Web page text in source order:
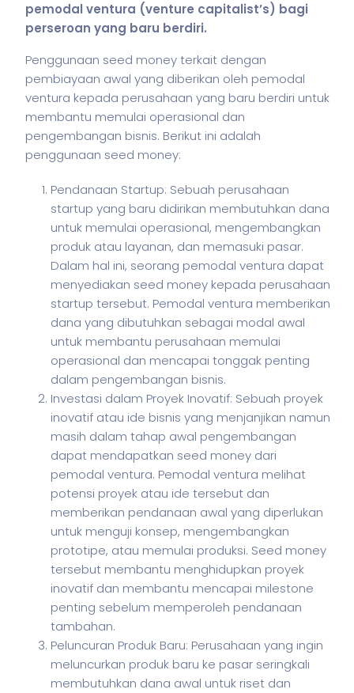
pemodal ventura (venture capitalist’s) bagi
perseroan yang baru berdiri.
Penggunaan seed money terkait dengan
pembiayaan awal yang diberikan oleh pemodal
ventura kepada perusahaan yang baru berdiri untuk
membantu memulai operasional dan
pengembangan bisnis. Berikut ini adalah
penggunaan seed money:
Pendanaan Startup: Sebuah perusahaan
startup yang baru didirikan membutuhkan dana
untuk memulai operasional, mengembangkan
produk atau layanan, dan memasuki pasar.
Dalam hal ini, seorang pemodal ventura dapat
menyediakan seed money kepada perusahaan
startup tersebut. Pemodal ventura memberikan
dana yang dibutuhkan sebagai modal awal
untuk membantu perusahaan memulai
operasional dan mencapai tonggak penting
dalam pengembangan bisnis.
Investasi dalam Proyek Inovatif: Sebuah proyek
inovatif atau ide bisnis yang menjanjikan namun
masih dalam tahap awal pengembangan
dapat mendapatkan seed money dari
pemodal ventura. Pemodal ventura melihat
potensi proyek atau ide tersebut dan
memberikan pendanaan awal yang diperlukan
untuk menguji konsep, mengembangkan
prototipe, atau memulai produksi. Seed money
tersebut membantu menghidupkan proyek
inovatif dan membantu mencapai milestone
penting sebelum memperoleh pendanaan
tambahan.
Peluncuran Produk Baru: Perusahaan yang ingin
meluncurkan produk baru ke pasar seringkali
membutuhkan dana awal untuk riset dan